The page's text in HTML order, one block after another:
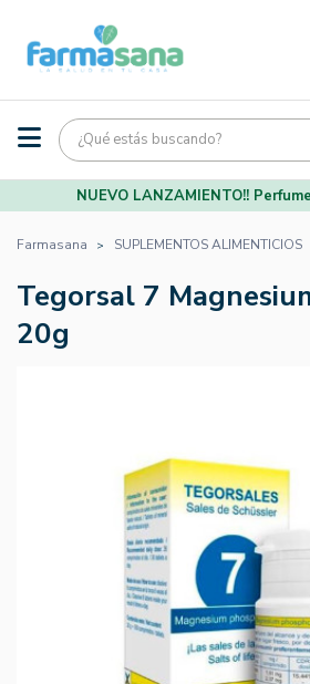
NUEVO LANZAMIENTO!!
Farmasana SUPLEMENTOS ALIMENTICIOS
Tegorsal 7
20g